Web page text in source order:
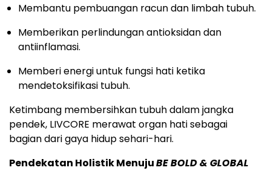
Membantu pembuangan racun dan limbah tubuh.
Memberikan perlindungan antioksidan dan
antiinflamasi.
Memberi energi untuk fungsi hati ketika
mendetoksifikasi tubuh.
Ketimbang membersihkan tubuh dalam jangka
pendek, LIVCORE merawat organ hati sebagai
bagian dari gaya hidup sehari-hari.
Pendekatan Holistik MenujuBE BOLD & GLOBAL